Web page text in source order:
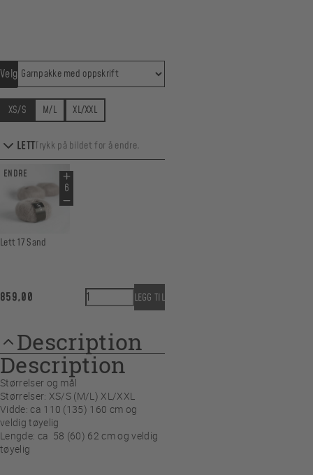
Velg
XS/S M/L XL/XXL
LETTTrykk på bildet for å endre.
ENDRE
Lett 17 Sand
859,00 KrystallTopp quantity
LEGG TIL
Description
Description
Størrelser og mål
Størrelser: XS/S (M/L) XL/XXL
Vidde: ca 110 (135) 160 cm og
veldig tøyelig
Lengde: ca 58 (60) 62 cm og veldig
tøyelig